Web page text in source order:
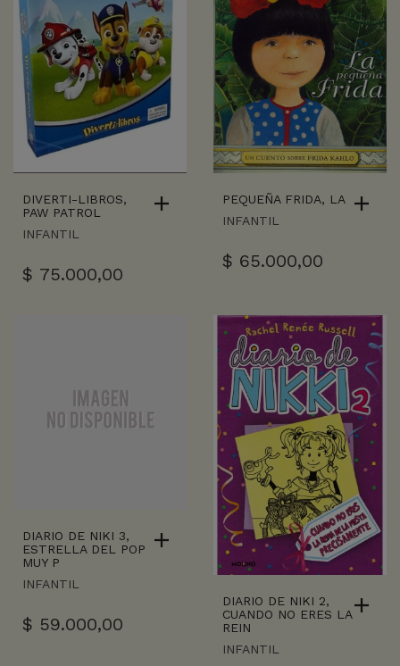
DIVERTI-LIBROS,
PAW PATROL
INFANTIL
$ 75.000,00
PEQUEÑA FRIDA, LA
INFANTIL
$ 65.000,00
DIARIO DE NIKI 3,
ESTRELLA DEL POP
MUY P
INFANTIL
$ 59.000,00
DIARIO DE NIKI 2,
CUANDO NO ERES LA
REIN
INFANTIL